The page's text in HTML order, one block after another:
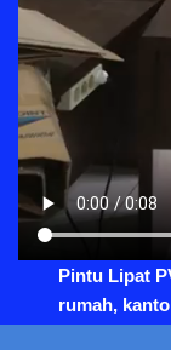
Pintu Lipat
rumah,